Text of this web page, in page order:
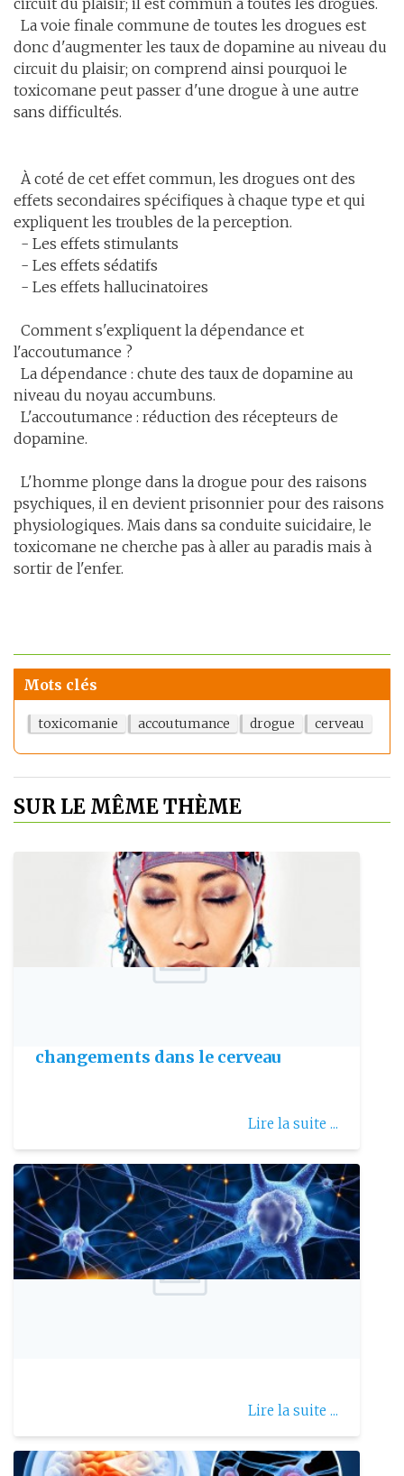
circuit du plaisir; il est commun à toutes les drogues.
La voie finale commune de toutes les drogues est
donc d'augmenter les taux de dopamine au niveau du
circuit du plaisir; on comprend ainsi pourquoi le
toxicomane peut passer d'une drogue à une autre
sans difficultés.
À coté de cet effet commun, les drogues ont des
effets secondaires spécifiques à chaque type et qui
expliquent les troubles de la perception.
- Les effets stimulants
- Les effets sédatifs
- Les effets hallucinatoires
Comment s'expliquent la dépendance et
l'accoutumance ?
La dépendance : chute des taux de dopamine au
niveau du noyau accumbuns.
L'accoutumance : réduction des récepteurs de
dopamine.
L'homme plonge dans la drogue pour des raisons
psychiques, il en devient prisonnier pour des raisons
physiologiques. Mais dans sa conduite suicidaire, le
toxicomane ne cherche pas à aller au paradis mais à
sortir de l'enfer.
Mots clés
toxicomanie accoutumance drogue cerveau
SUR LE MÊME THÈME
changements dans le cerveau
Lire la suite ...
Lire la suite ...